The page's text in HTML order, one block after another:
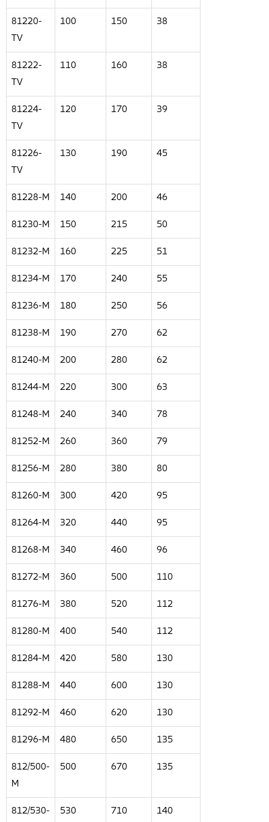
81220-
TV
100 150 38
81222-
TV
110 160 38
81224-
TV
120 170 39
81226-
TV
130 190 45
81228-M 140 200 46
81230-M 150 215 50
81232-M 160 225 51
81234-M 170 240 55
81236-M 180 250 56
81238-M 190 270 62
81240-M 200 280 62
81244-M 220 300 63
81248-M 240 340 78
81252-M 260 360 79
81256-M 280 380 80
81260-M 300 420 95
81264-M 320 440 95
81268-M 340 460 96
81272-M 360 500 110
81276-M 380 520 112
81280-M 400 540 112
81284-M 420 580 130
81288-M 440 600 130
81292-M 460 620 130
81296-M 480 650 135
812/500-
M
500 670 135
812/530-
530 710 140